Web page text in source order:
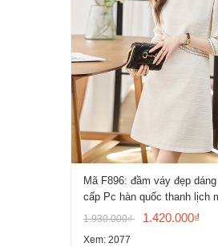
Mã F896: đầm váy đẹp
cấp Pc hàn quốc thanh lịch
1.930.000₫ 1.420.000₫
Xem: 2077